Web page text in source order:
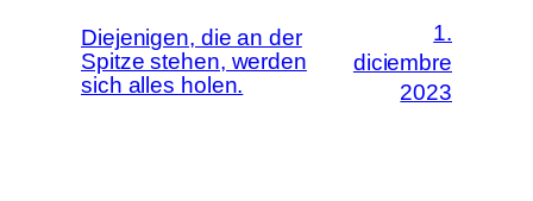
Diejenigen, die an der
Spitze stehen, werden
sich alles holen.
1.
diciembre
2023